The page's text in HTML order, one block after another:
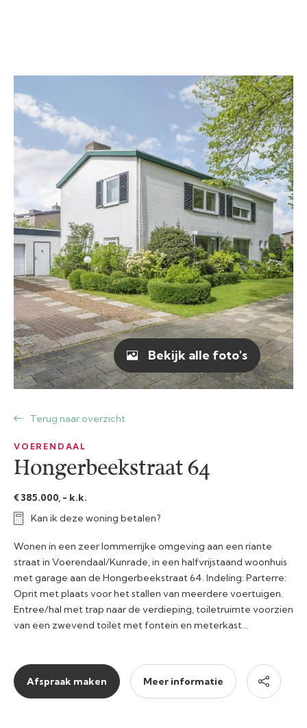
Terug naar overzicht
VOERENDAAL
Hongerbeekstraat 64
€ 385.000, - k.k.
Kan ik deze woning betalen?
Wonen in een zeer lommerrijke omgeving aan een riante
straat in Voerendaal/Kunrade, in een halfvrijstaand woonhuis
met garage aan de Hongerbeekstraat 64. Indeling: Parterre:
Oprit met plaats voor het stallen van meerdere voertuigen.
Entree/hal met trap naar de verdieping, toiletruimte voorzien
van een zwevend toilet met fontein en meterkast…
Afspraak maken Meer informatie
Bekijk alle foto's